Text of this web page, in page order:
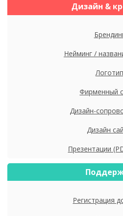
Дизайн &
Нейминг /
Логотип
Фирменный
Дизайн-
Дизайн
Презентации
Регистрация